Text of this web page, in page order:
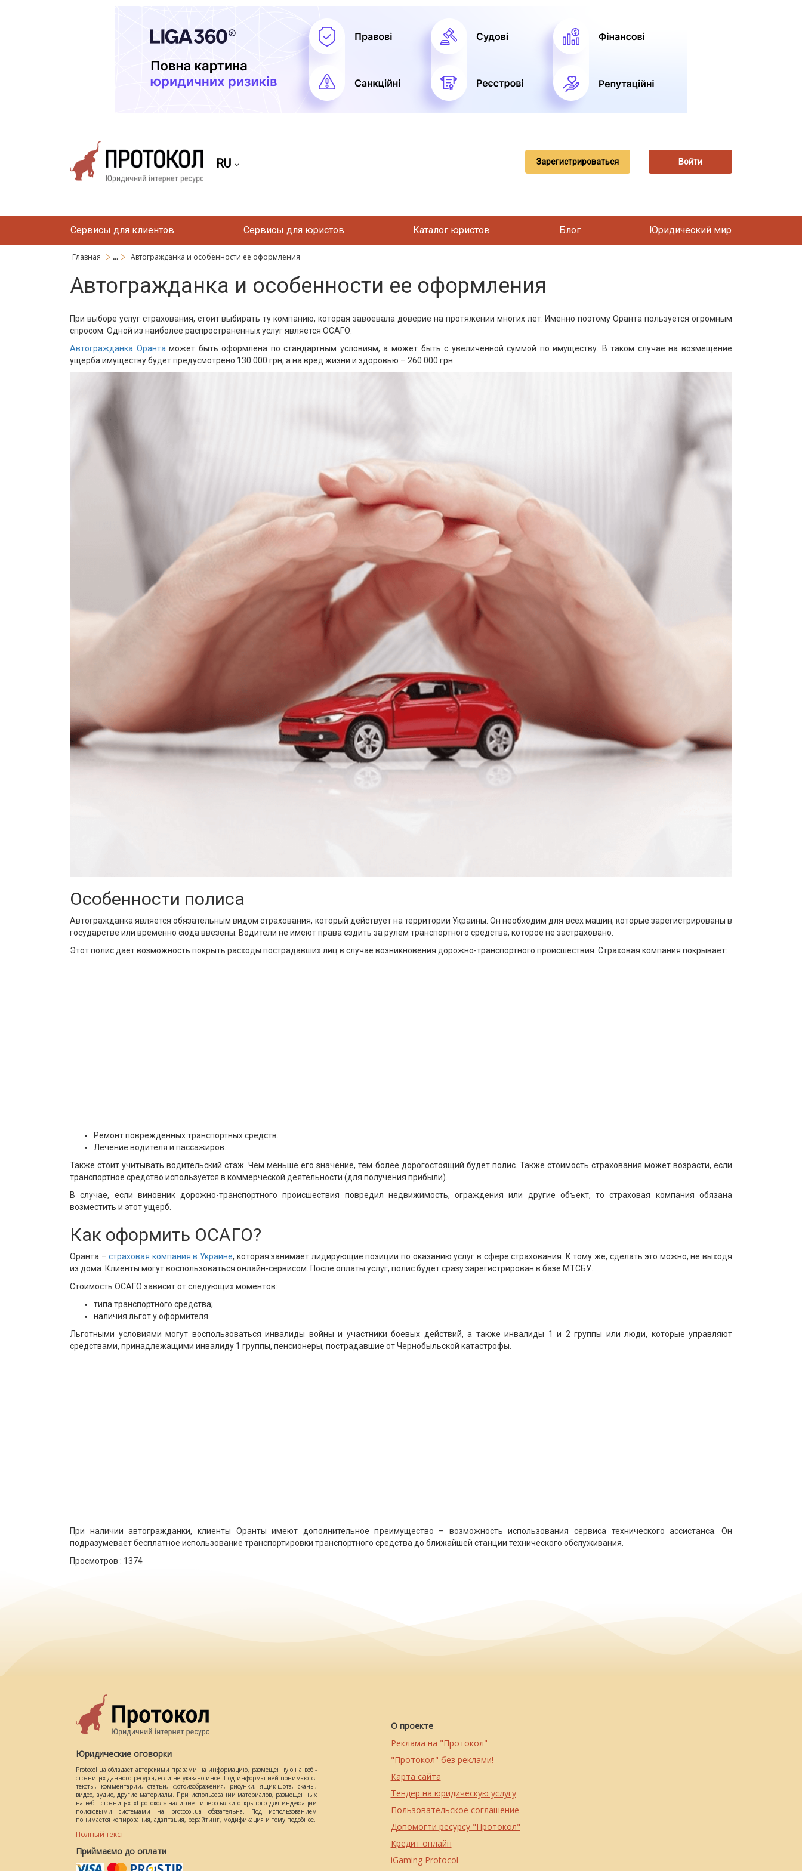
RU Зарегистрироваться Войти
Сервисы для клиентов Сервисы для юристов Каталог юристов Блог Юридический мир
Главная ... Автогражданка и особенности ее оформления
Автогражданка и особенности ее оформления
При выборе услуг страхования, стоит выбирать ту компанию, которая завоевала доверие на протяжении многих лет. Именно поэтому Оранта пользуется огромным
спросом. Одной из наиболее распространенных услуг является ОСАГО.
Автогражданка Оранта может быть оформлена по стандартным условиям, а может быть с увеличенной суммой по имуществу. В таком случае на возмещение
ущерба имуществу будет предусмотрено 130 000 грн, а на вред жизни и здоровью – 260 000 грн.
Особенности полиса
Автогражданка является обязательным видом страхования, который действует на территории Украины. Он необходим для всех машин, которые зарегистрированы в
государстве или временно сюда ввезены. Водители не имеют права ездить за рулем транспортного средства, которое не застраховано.
Этот полис дает возможность покрыть расходы пострадавших лиц в случае возникновения дорожно-транспортного происшествия. Страховая компания покрывает:
Ремонт поврежденных транспортных средств.
Лечение водителя и пассажиров.
Также стоит учитывать водительский стаж. Чем меньше его значение, тем более дорогостоящий будет полис. Также стоимость страхования может возрасти, если
транспортное средство используется в коммерческой деятельности (для получения прибыли).
В случае, если виновник дорожно-транспортного происшествия повредил недвижимость, ограждения или другие объект, то страховая компания обязана
возместить и этот ущерб.
Как оформить ОСАГО?
Оранта –страховая компания в Украине, которая занимает лидирующие позиции по оказанию услуг в сфере страхования. К тому же, сделать это можно, не выходя
из дома. Клиенты могут воспользоваться онлайн-сервисом. После оплаты услуг, полис будет сразу зарегистрирован в базе МТСБУ.
Стоимость ОСАГО зависит от следующих моментов:
типа транспортного средства;
наличия льгот у оформителя.
Льготными условиями могут воспользоваться инвалиды войны и участники боевых действий, а также инвалиды 1 и 2 группы или люди, которые управляют
средствами, принадлежащими инвалиду 1 группы, пенсионеры, пострадавшие от Чернобыльской катастрофы.
При наличии автогражданки, клиенты Оранты имеют дополнительное преимущество – возможность использования сервиса технического ассистанса. Он
подразумевает бесплатное использование транспортировки транспортного средства до ближайшей станции технического обслуживания.
Просмотров : 1374
Юридические оговорки
Protocol.ua обладает авторскими правами на информацию, размещенную на веб -
страницах данного ресурса, если не указано иное. Под информацией понимаются
тексты, комментарии, статьи, фотоизображения, рисунки, ящик-шота, сканы,
видео, аудио, другие материалы. При использовании материалов, размещенных
на веб - страницах «Протокол» наличие гиперссылки открытого для индексации
поисковыми системами на protocol.ua обязательна. Под использованием
понимается копирования, адаптация, рерайтинг, модификация и тому подобное.
Полный текст
Приймаємо до оплати
О проекте
Реклама на "Протокол"
"Протокол" без реклами!
Карта сайта
Тендер на юридическую услугу
Пользовательское соглашение
Допомогти ресурсу "Протокол"
Кредит онлайн
iGaming Protocol